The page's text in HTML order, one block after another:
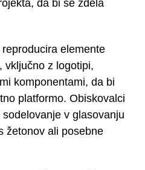
da bi se zdela
elemente
vključno z logotipi,
komponentami, da bi
platformo. Obiskovalci
v glasovanju
žetonov ali posebne